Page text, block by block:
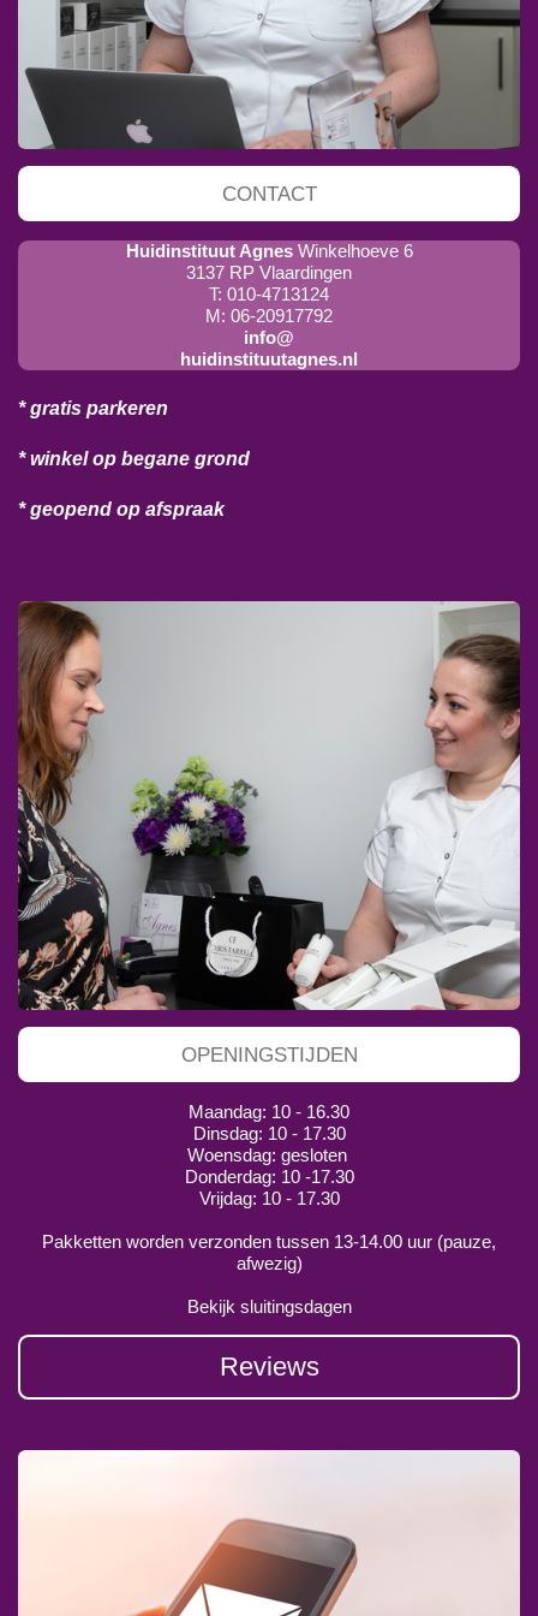
CONTACT
Huidinstituut Agnes Winkelhoeve 6
3137 RP Vlaardingen
T: 010-4713124
M: 06-20917792
info@
huidinstituutagnes.nl
* gratis parkeren
* winkel op begane grond
* geopend op afspraak
OPENINGSTIJDEN
Maandag: 10 - 16.30
Dinsdag: 10 - 17.30
Woensdag: gesloten
Donderdag: 10 -17.30
Vrijdag: 10 - 17.30
Pakketten worden verzonden tussen 13-14.00 uur (pauze,
afwezig)
Bekijk sluitingsdagen
Reviews